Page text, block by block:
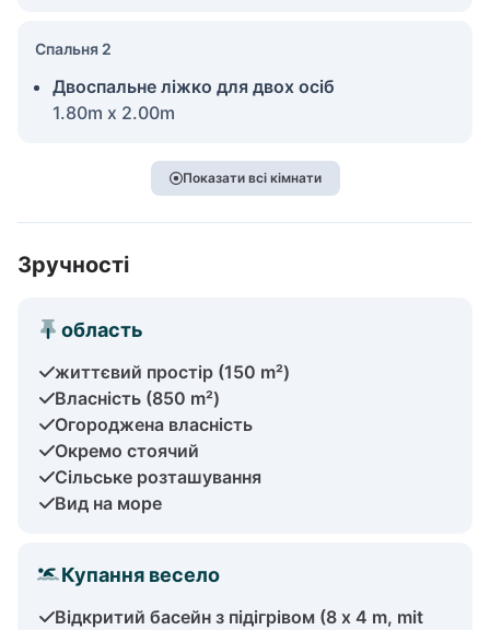
Спальня 2
Двоспальне ліжко для двох осіб
1.80m x 2.00m
Показати всі кімнати
Зручності
область
життєвий простір (150 m²)
Власність (850 m²)
Огороджена власність
Окремо стоячий
Сільське розташування
Вид на море
Купання весело
Відкритий басейн з підігрівом (8 x 4 m, mit